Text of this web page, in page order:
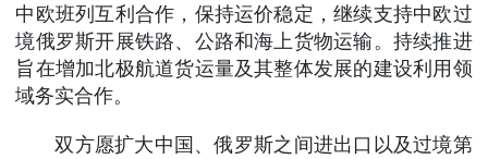
中欧班列互利合作，保持运价稳定，继续支持中欧过
境俄罗斯开展铁路、公路和海上货物运输。持续推进
旨在增加北极航道货运量及其整体发展的建设利用领
域务实合作。
双方愿扩大中国、俄罗斯之间进出口以及过境第